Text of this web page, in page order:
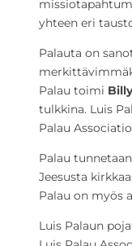
yhteen eri
Palauta on
Palau toimi
tulkkina. Luis
Palau
Palau
Jeesusta
Palau on myös
Luis Palaun